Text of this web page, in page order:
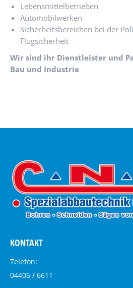
Lebensmittelbetrieben
Automobilwerken
Sicherheitsbereichen bei der
Flugsicherheit
Wir sind ihr Dienstleister und
Bau und Industrie
KONTAKT
Telefon:
04405 / 6611